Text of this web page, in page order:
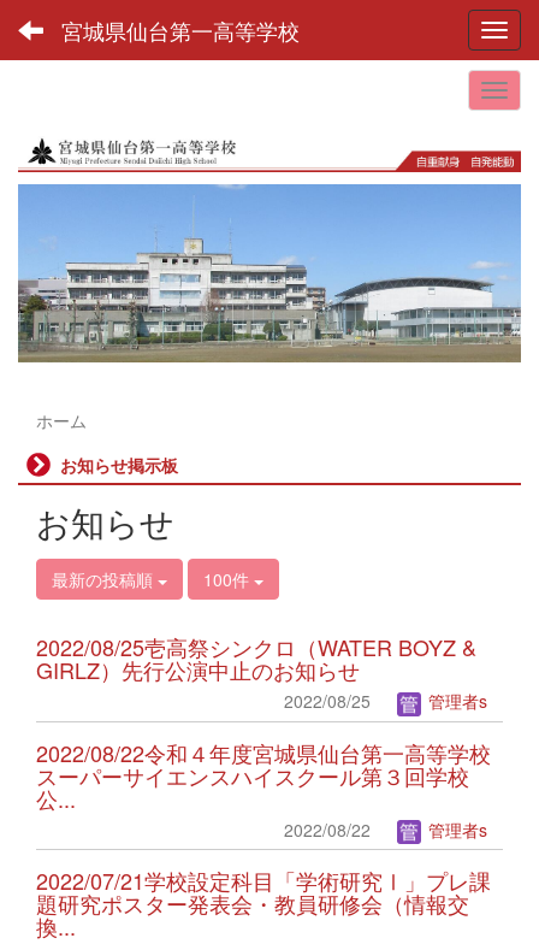
宮城県仙台第一高等学校
ホーム
お知らせ掲示板
お知らせ
最新の投稿順 100件
2022/08/25壱高祭シンクロ（WATER BOYZ &
GIRLZ）先行公演中止のお知らせ
2022/08/25 管理者s
2022/08/22令和４年度宮城県仙台第一高等学校
スーパーサイエンスハイスクール第３回学校
公...
2022/08/22 管理者s
2022/07/21学校設定科目「学術研究Ⅰ」プレ課
題研究ポスター発表会・教員研修会（情報交
換...